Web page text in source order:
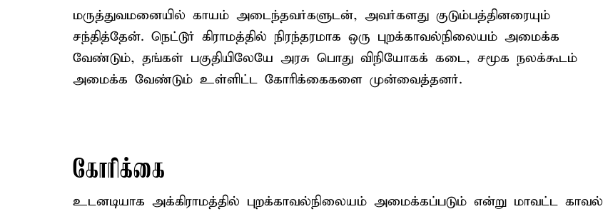
மருத்துவமனையில் காயம் அடைந்தவர்களுடன், அவர்களது குடும்பத்தினரையும்
சந்தித்தேன். நெட்டூர் கிராமத்தில் நிரந்தரமாக ஒரு புறக்காவல்நிலையம் அமைக்க
வேண்டும், தங்கள் பகுதியிலேயே அரசு பொது விநியோகக் கடை, சமூக நலக்கூடம்
அமைக்க வேண்டும் உள்ளிட்ட கோரிக்கைகளை முன்வைத்தனர்.
கோரிக்கை
உடனடியாக அக்கிராமத்தில் புறக்காவல்நிலையம் அமைக்கப்படும் என்று மாவட்ட காவல்